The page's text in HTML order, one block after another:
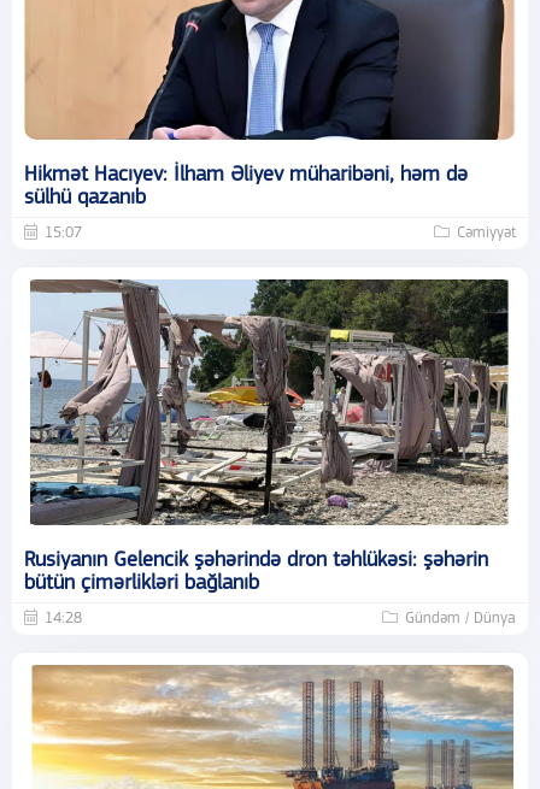
Hikmət Hacıyev: İlham Əliyev müharibəni, həm də
sülhü qazanıb
15:07 Cəmiyyət
Rusiyanın Gelencik şəhərində dron təhlükəsi: şəhərin
bütün çimərlikləri bağlanıb
14:28 Gündəm / Dünya